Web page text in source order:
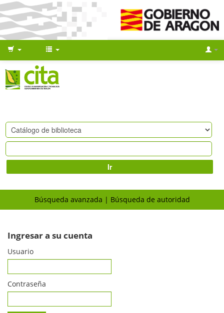
Ir
Búsqueda avanzada Búsqueda de autoridad
Ingresar a su cuenta
Usuario
Contraseña